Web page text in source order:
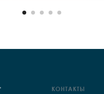
КОНТАКТЫ